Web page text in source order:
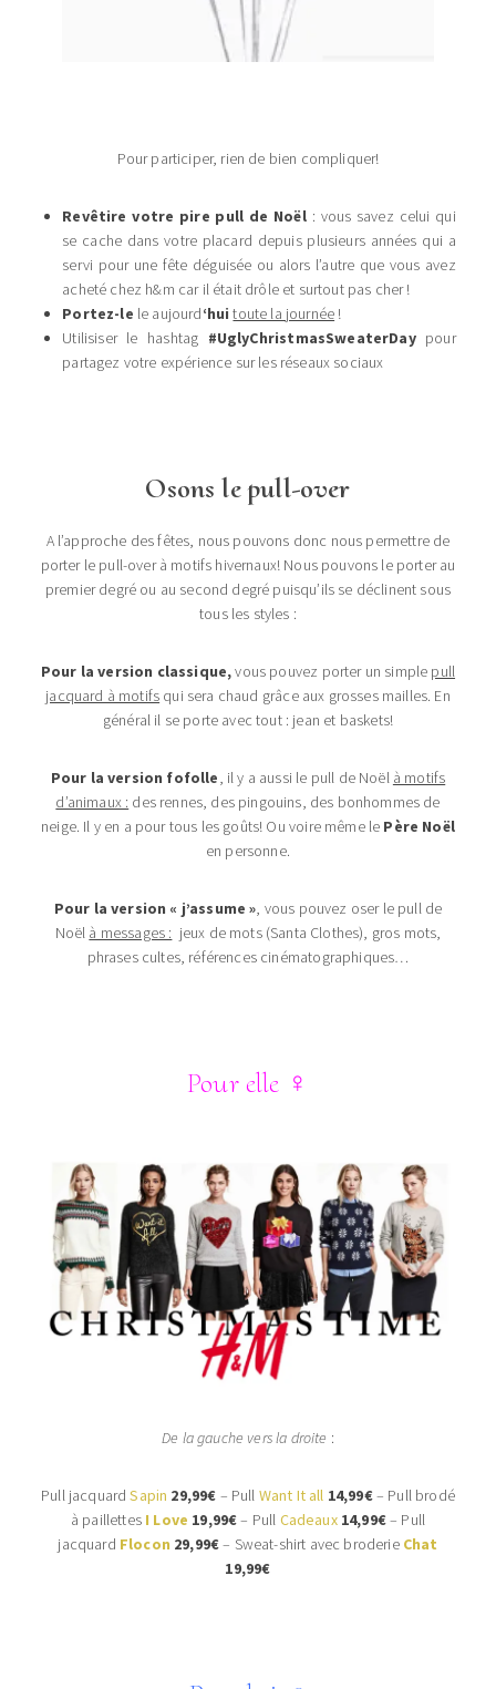
Pour participer, rien de bien compliquer!
Revêtire votre pire pull de Noël: vous savez celui qui
se cache dans votre placard depuis plusieurs années qui a
servi pour une fête déguisée ou alors l’autre que vous avez
acheté chez h&m car il était drôle et surtout pas cher !
Portez-le le aujourd‘huitoute la journée !
Utilisiser le hashtag #UglyChristmasSweaterDaypour
partagez votre expérience sur les réseaux sociaux
Osons le pull-over
A l’approche des fêtes, nous pouvons donc nous permettre de
porter le pull-over à motifs hivernaux! Nous pouvons le porter au
premier degré ou au second degré puisqu’ils se déclinent sous
tous les styles :
Pour la version classique,vous pouvez porter un simple pull
jacquard à motifs qui sera chaud grâce aux grosses mailles. En
général il se porte avec tout : jean et baskets!
Pour la version fofolle, il y a aussi le pull de Noël à motifs
d’animaux : des rennes, des pingouins, des bonhommes de
neige. Il y en a pour tous les goûts! Ou voire même le Père Noël
en personne.
Pour la version « j’assume », vous pouvez oser le pull de
Noël à messages : jeux de mots (Santa Clothes), gros mots,
phrases cultes, références cinématographiques…
Pour elle ♀
De la gauche vers la droite :
Pull jacquardSapin 29,99€ – Pull Want It all 14,99€– Pull brodé
à paillettes I Love 19,99€– Pull Cadeaux 14,99€– Pull
jacquard Flocon 29,99€– Sweat-shirt avec broderie Chat
19,99€